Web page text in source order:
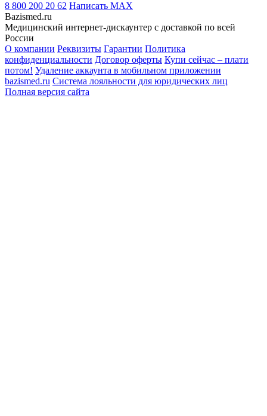
8 800 200 20 62 Написать MAX
Bazismed.ru
Медицинский интернет-дискаунтер с доставкой по всей
России
О компании Реквизиты Гарантии Политика
конфиденциальности Договор оферты Купи сейчас – плати
потом! Удаление аккаунта в мобильном приложении
bazismed.ru Система лояльности для юридических лиц
Полная версия сайта